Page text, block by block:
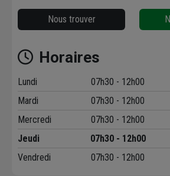
Nous trouver
Horaires
Lundi 07h30 - 12h00
Mardi
07h30 - 12h00
Mercredi
07h30 - 12h00
Jeudi
07h30 - 12h00
Vendredi
07h30 - 12h00